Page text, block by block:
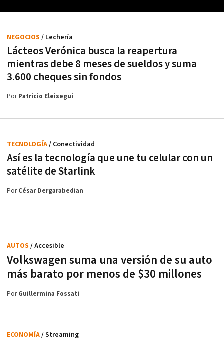
Lácteos Verónica busca la reapertura
mientras debe 8 meses de sueldos y suma
3.600 cheques sin fondos
NEGOCIOS / Lechería
PorPatricio Eleisegui
Así es la tecnología que une tu celular con un
satélite de Starlink
TECNOLOGÍA/ Conectividad
PorCésar Dergarabedian
Volkswagen suma una versión de su auto
más barato por menos de $30 millones
AUTOS / Accesible
PorGuillermina Fossati
ECONOMÍA/ Streaming